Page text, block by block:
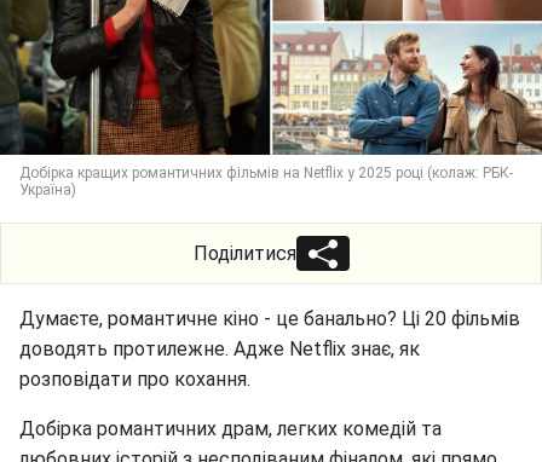
Добірка кращих романтичних фільмів на Netflix у 2025 році (колаж: РБК-
Україна)
Поділитися
Думаєте, романтичне кіно - це банально? Ці 20 фільмів
доводять протилежне. Адже Netflix знає, як
розповідати про кохання.
Добірка романтичних драм, легких комедій та